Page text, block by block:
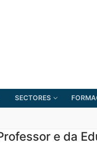
SECTORES
e da